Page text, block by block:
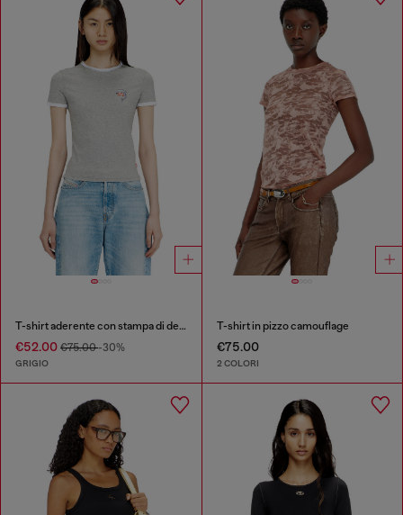
T-shirt aderente con stampa di delfino
€52.00 €75.00-30%
GRIGIO
T-shirt in pizzo camouflage
€75.00
2 COLORI